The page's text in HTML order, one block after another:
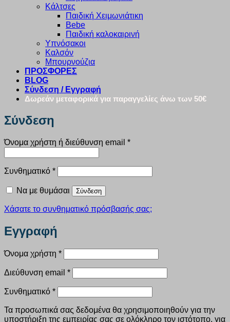
Κάλτσες
Παιδική Χειμωνιάτικη
Bebe
Παιδική καλοκαιρινή
Υπνόσακοι
Καλσόν
Μπουρνούζια
ΠΡΟΣΦΟΡΕΣ
BLOG
Σύνδεση / Εγγραφή
Δωρεάν μεταφορικά για παραγγελίες άνω των 50€
Σύνδεση
Όνομα χρήστη ή διεύθυνση email *Απαιτείται
Συνθηματικό *Απαιτείται
Να με θυμάσαι Σύνδεση
Χάσατε το συνθηματικό πρόσβασής σας;
Εγγραφή
Όνομα χρήστη *Απαιτείται
Διεύθυνση email *Απαιτείται
Συνθηματικό *Απαιτείται
Τα προσωπικά σας δεδομένα θα χρησιμοποιηθούν για την
υποστήριξη της εμπειρίας σας σε ολόκληρο τον ιστότοπο, για